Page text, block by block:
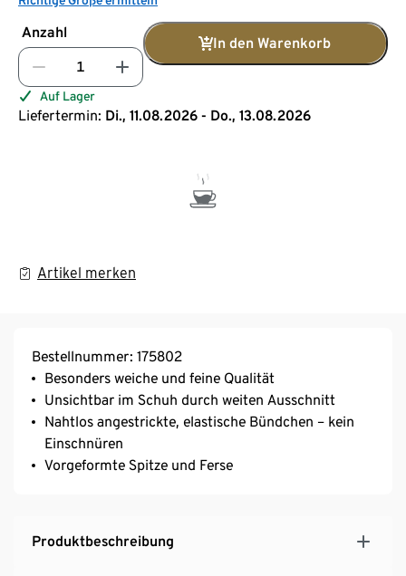
Anzahl
In den Warenkorb
Auf Lager
Liefertermin: Di., 11.08.2026 - Do., 13.08.2026
Artikel merken
Bestellnummer: 175802
Besonders weiche und feine Qualität
Unsichtbar im Schuh durch weiten Ausschnitt
Nahtlos angestrickte, elastische Bündchen – kein
Einschnüren
Vorgeformte Spitze und Ferse
Produktbeschreibung